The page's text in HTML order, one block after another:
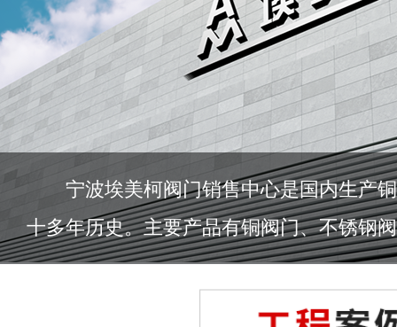
宁波埃美柯阀门销售中心是国内生产铜
十多年历史。主要产品有铜阀门、不锈钢